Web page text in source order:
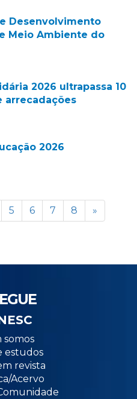
Desenvolvimento
Meio Ambiente do
2026 ultrapassa 10
arrecadações
2026
5 6 7 8 »
somos
estudos
revista
Acervo